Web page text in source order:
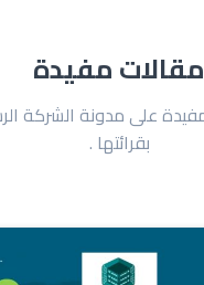
مقالات مفيدة
على مدونة الشركة
بقرائتها .